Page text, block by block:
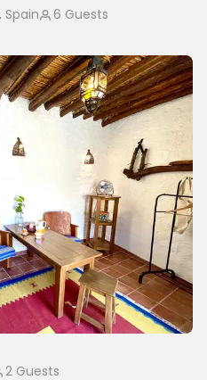
Spain
6 Guests
2 Guests